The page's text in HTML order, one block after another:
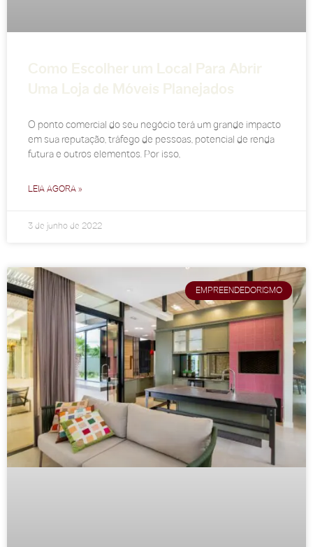
Como Escolher um Local Para Abrir
Uma Loja de Móveis Planejados
O ponto comercial do seu negócio terá um grande impacto
em sua reputação, tráfego de pessoas, potencial de renda
futura e outros elementos. Por isso,
LEIA AGORA »
3 de junho de 2022
EMPREENDEDORISMO